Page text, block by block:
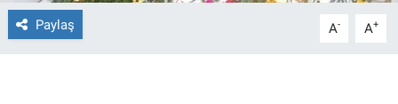
Paylaş A- A+
Ekonomi